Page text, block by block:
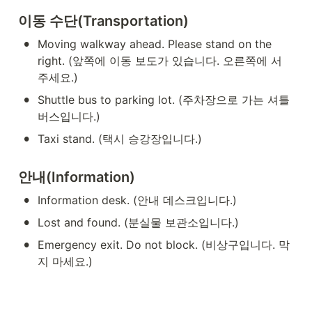
이동 수단(Transportation)
•
Moving walkway ahead. Please stand on the
right. (앞쪽에 이동 보도가 있습니다. 오른쪽에 서
주세요.)
•
Shuttle bus to parking lot. (주차장으로 가는 셔틀
버스입니다.)
• Taxi stand. (택시 승강장입니다.)
안내(Information)
• Information desk. (안내 데스크입니다.)
• Lost and found. (분실물 보관소입니다.)
•
Emergency exit. Do not block. (비상구입니다. 막
지 마세요.)